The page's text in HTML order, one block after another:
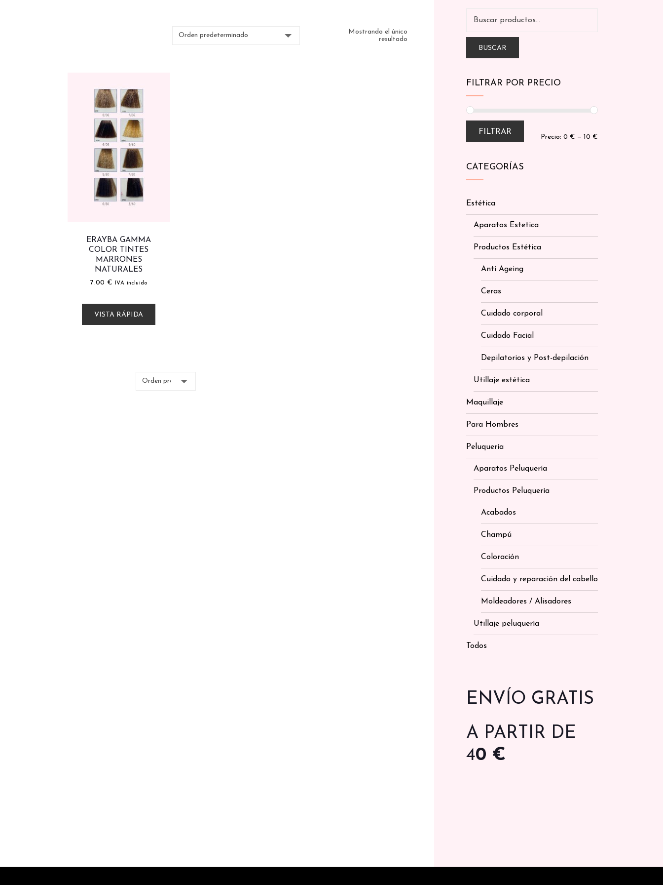
Mostrando el único
resultado
ERAYBA GAMMA
COLOR TINTES
MARRONES
NATURALES
7.00 € IVA incluido
VISTA RÁPIDA
BUSCAR
FILTRAR POR PRECIO
FILTRAR
Precio: 0 € — 10 €
CATEGORÍAS
Estética
Aparatos Estetica
Productos Estética
Anti Ageing
Ceras
Cuidado corporal
Cuidado Facial
Depilatorios y Post-depilación
Utillaje estética
Maquillaje
Para Hombres
Peluquería
Aparatos Peluquería
Productos Peluquería
Acabados
Champú
Coloración
Cuidado y reparación del cabello
Moldeadores / Alisadores
Utillaje peluquería
Todos
ENVÍO GRATIS
A PARTIR DE
40 €